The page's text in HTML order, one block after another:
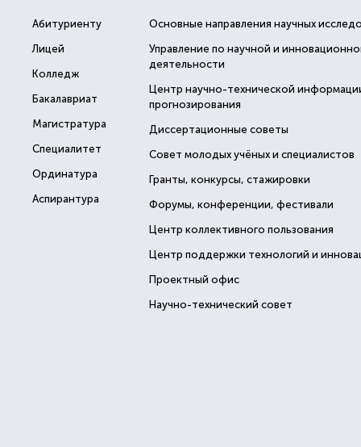
Абитуриенту
Лицей
Колледж
Бакалавриат
Магистратура
Специалитет
Ординатура
Аспирантура
Основные направления научных
Управление по научной и
деятельности
Центр научно-технической
прогнозирования
Диссертационные советы
Совет молодых учёных и специалистов
Гранты, конкурсы, стажировки
Форумы, конференции, фестивали
Центр коллективного пользования
Центр поддержки технологий и
Проектный офис
Научно-технический совет